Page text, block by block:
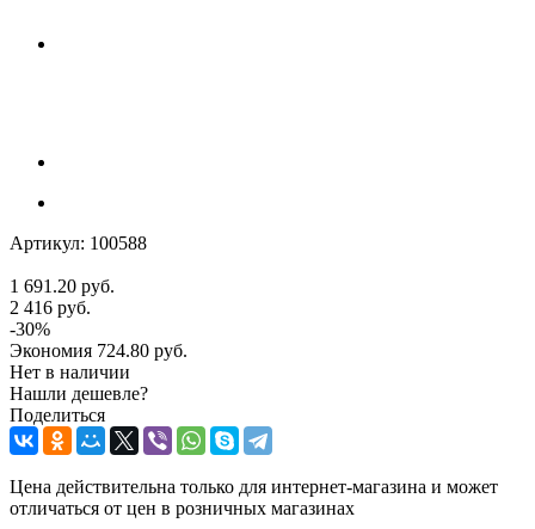
Артикул: 100588
1 691.20 руб.
2 416 руб.
-30%
Экономия 724.80 руб.
Нет в наличии
Нашли дешевле?
Поделиться
Цена действительна только для интернет-магазина и может
отличаться от цен в розничных магазинах